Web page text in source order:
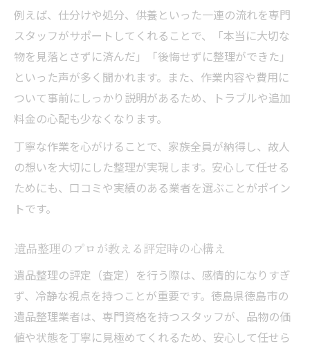
例えば、仕分けや処分、供養といった一連の流れを専門
スタッフがサポートしてくれることで、「本当に大切な
物を見落とさずに済んだ」「後悔せずに整理ができた」
といった声が多く聞かれます。また、作業内容や費用に
ついて事前にしっかり説明があるため、トラブルや追加
料金の心配も少なくなります。
丁寧な作業を心がけることで、家族全員が納得し、故人
の想いを大切にした整理が実現します。安心して任せる
ためにも、口コミや実績のある業者を選ぶことがポイン
トです。
遺品整理のプロが教える評定時の心構え
遺品整理の評定（査定）を行う際は、感情的になりすぎ
ず、冷静な視点を持つことが重要です。徳島県徳島市の
遺品整理業者は、専門資格を持つスタッフが、品物の価
値や状態を丁寧に見極めてくれるため、安心して任せら